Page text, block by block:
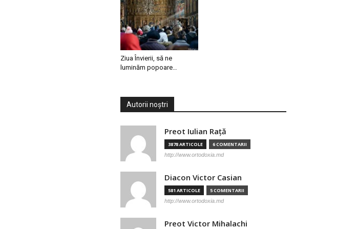
Ziua Învierii, să ne
luminăm popoare…
Autorii noștri
Preot Iulian Raţă
3878 ARTICOLE 6 COMENTARII
http://www.ortodoxia.md
Diacon Victor Casian
581 ARTICOLE 5 COMENTARII
http://www.ortodoxia.md
Preot Victor Mihalachi